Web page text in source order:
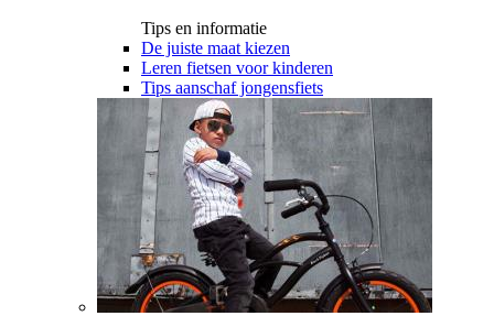
Tips en informatie
De juiste maat kiezen
Leren fietsen voor kinderen
Tips aanschaf jongensfiets